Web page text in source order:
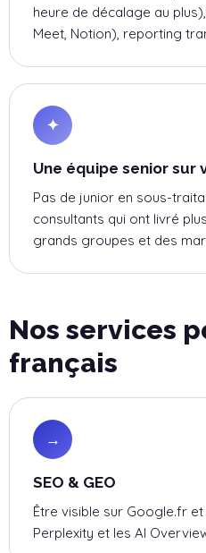
heure de décalage au
Meet, Notion), reporting
✦
Une équipe senior sur
Pas de junior en sous-
consultants qui ont livré
grands groupes et des
Nos services
français
→
SEO & GEO
Être visible sur Google.fr et
Perplexity et les AI